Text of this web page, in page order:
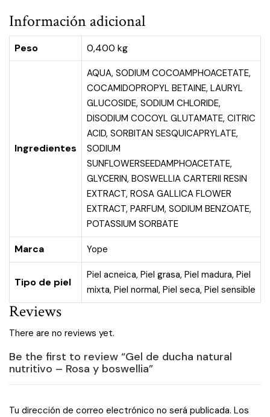
Información adicional
Peso 0,400 kg
Ingredientes
AQUA, SODIUM COCOAMPHOACETATE,
COCAMIDOPROPYL BETAINE, LAURYL
GLUCOSIDE, SODIUM CHLORIDE,
DISODIUM COCOYL GLUTAMATE, CITRIC
ACID, SORBITAN SESQUICAPRYLATE,
SODIUM
SUNFLOWERSEEDAMPHOACETATE,
GLYCERIN, BOSWELLIA CARTERII RESIN
EXTRACT, ROSA GALLICA FLOWER
EXTRACT, PARFUM, SODIUM BENZOATE,
POTASSIUM SORBATE
Marca Yope
Tipo de piel
Piel acneica, Piel grasa, Piel madura, Piel
mixta, Piel normal, Piel seca, Piel sensible
Reviews
There are no reviews yet.
Be the first to review “Gel de ducha natural
nutritivo – Rosa y boswellia”
Tu dirección de correo electrónico no será publicada. Los